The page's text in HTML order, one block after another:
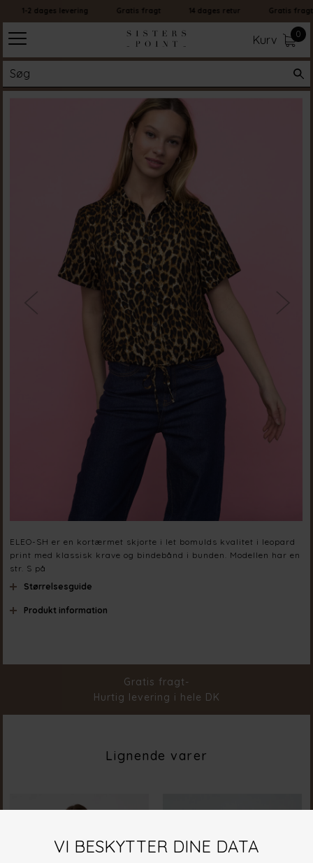
1-2 dages levering Gratis fragt 14 dages retur Gratis fragt
Kurv 0
ELEO-SH er en kortærmet skjorte i let bomulds kvalitet i leopard
print med klassisk krave og bindebånd i bunden. Modellen har en
str. S på
Størrelsesguide
Produkt information
Gratis fragt-
Hurtig levering i hele DK
Lignende varer